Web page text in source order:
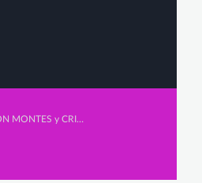
Secundaria, SUSANA VELLÓN MONTES y CRISTINA MALO ESCUDERO